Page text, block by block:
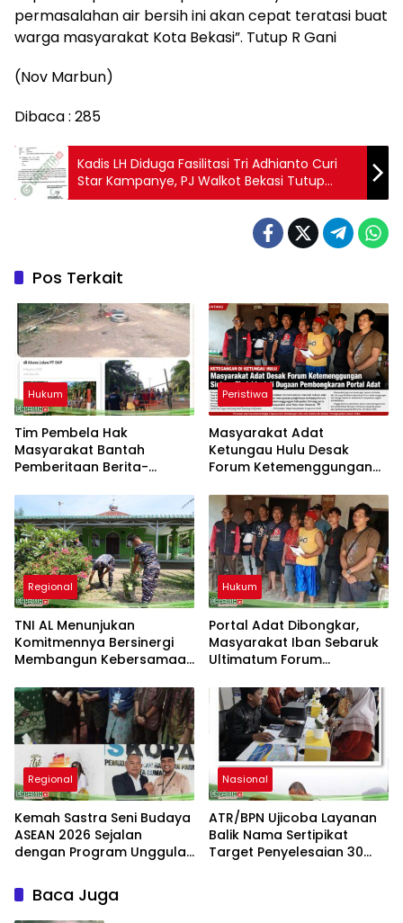
permasalahan air bersih ini akan cepat teratasi buat
warga masyarakat Kota Bekasi”. Tutup R Gani
(Nov Marbun)
Dibaca : 285
Kadis LH Diduga Fasilitasi Tri Adhianto Curi
Star Kampanye, PJ Walkot Bekasi Tutup
Mata
Pos Terkait
Hukum
Tim Pembela Hak
Masyarakat Bantah
Pemberitaan Berita-
Tidak Sesuai Fakta dan
Akan Tempuh Jalur Dewan
Pers
Peristiwa
Masyarakat Adat
Ketungau Hulu Desak
Forum Ketemenggungan
Dugaan Pembongkaran
Portal Adat
Regional
TNI AL Menunjukan
Komitmennya Bersinergi
Membangun Kebersamaan
Limau Manis
Hukum
Portal Adat Dibongkar,
Masyarakat Iban Sebaruk
Ultimatum Forum
“Jangan Biarkan Hukum
Adat Dilecehkan”
Regional
Kemah Sastra Seni Budaya
ASEAN 2026 Sejalan
dengan Program Unggulan
Nasional
ATR/BPN Ujicoba Layanan
Balik Nama Sertipikat
Target Penyelesaian 30
Baca Juga